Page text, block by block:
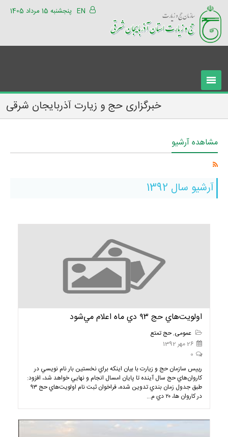
پنجشنبه 15 مرداد 1405 EN
خبرگزاری حج و زیارت آذربایجان شرقی
مشاهده آرشیو
آرشیو سال 1392
اولويت‌هاي حج ۹۳ دي ماه اعلام مي‌شود
عمومی,حج تمتع
26 مهر 1392
0
رييس سازمان حج و زيارت با بيان اينكه براي نخستين بار نام نويسي در
كاروان‌هاي حج سال آينده تا پايان امسال انجام و نهايي خواهد شد، افزود:
طبق جدول زمان بندي تدوين شده، فراخوان ثبت نام اولويت‌هاي حج ۹۳
در كاروان ها، ۲۰ دي م...